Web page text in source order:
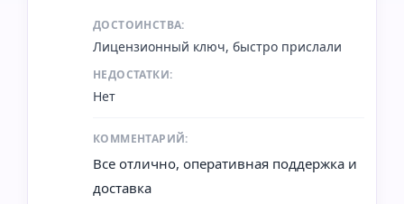
ДОСТОИНСТВА:
Лицензионный ключ, быстро прислали
НЕДОСТАТКИ:
Нет
КОММЕНТАРИЙ:
Все отлично, оперативная поддержка и
доставка